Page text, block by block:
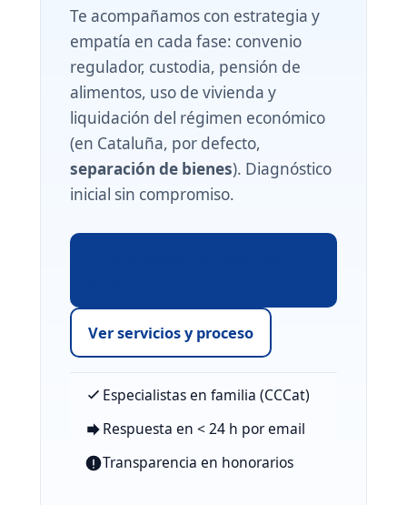
Te acompañamos con estrategia y
empatía en cada fase: convenio
regulador, custodia, pensión de
alimentos, uso de vivienda y
liquidación del régimen económico
(en Cataluña, por defecto,
separación de bienes). Diagnóstico
inicial sin compromiso.
Ver servicios y proceso
Especialistas en familia (CCCat)
Respuesta en < 24 h por email
Transparencia en honorarios